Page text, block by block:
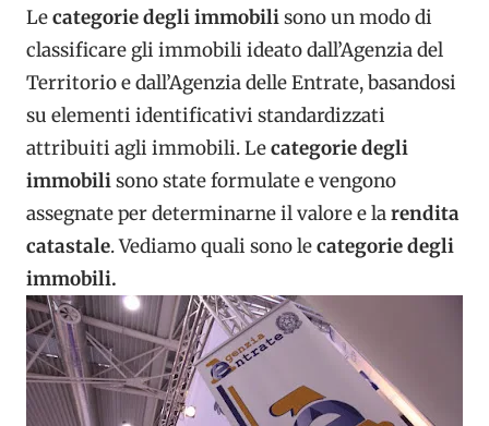
Lecategorie degli immobilisono un modo di
classificare gli immobili ideato dall’Agenzia del
Territorio e dall’Agenzia delle Entrate, basandosi
su elementi identificativi standardizzati
attribuiti agli immobili. Lecategorie degli
immobilisono state formulate e vengono
assegnate per determinarne il valore e larendita
catastale. Vediamo quali sono lecategorie degli
immobili.